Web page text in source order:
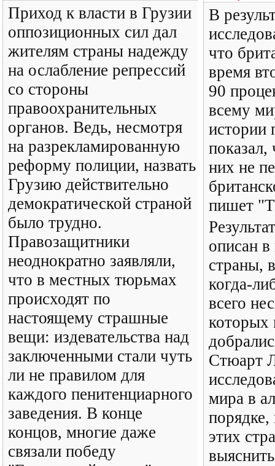
Приход к власти в Грузии
оппозиционных сил дал
жителям страны надежду
на ослабление репрессий
со стороны
правоохранительных
органов. Ведь, несмотря
на разрекламированную
реформу полиции, назвать
Грузию действительно
демократической страной
было трудно.
Правозащитники
неоднократно заявляли,
что в местных тюрьмах
происходят по
настоящему страшные
вещи: издевательства над
заключенными стали чуть
ли не правилом для
каждого пенитенциарного
заведения. В конце
концов, многие даже
связали победу
В
что
время
90
всему
истории
них не
пишет
описан
страны,
когда-
всего
которых
Стюарт
мира в
порядке,
этих